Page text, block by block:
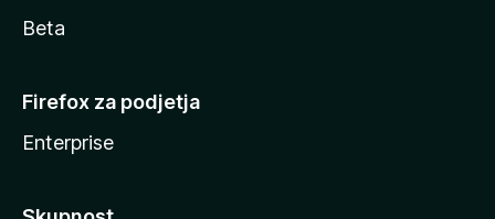
Beta
Firefox za podjetja
Enterprise